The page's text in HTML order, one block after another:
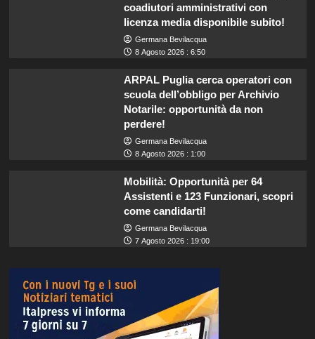
coadiutori amministrativi con
licenza media disponibile subito!
Germana Bevilacqua
8 Agosto 2026 : 6:50
ARPAL Puglia cerca operatori con
scuola dell’obbligo per Archivio
Notarile: opportunità da non
perdere!
Germana Bevilacqua
8 Agosto 2026 : 1:00
Mobilità: Opportunità per 64
Assistenti e 123 Funzionari, scopri
come candidarti!
Germana Bevilacqua
7 Agosto 2026 : 19:00